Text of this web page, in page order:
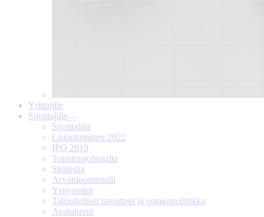
Yrittäjille
Sijoittajille
Sijoittajille
Listautuminen 2022
IPO 2019
Toimitusjohtajalta
Strategia
Arvonluontimalli
Yritysostot
Taloudelliset tavoitteet ja osinkopolitiikka
Avainluvut